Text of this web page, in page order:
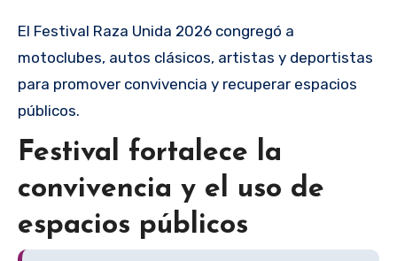
El Festival Raza Unida 2026 congregó a
motoclubes, autos clásicos, artistas y deportistas
para promover convivencia y recuperar espacios
públicos.
Festival fortalece la
convivencia y el uso de
espacios públicos